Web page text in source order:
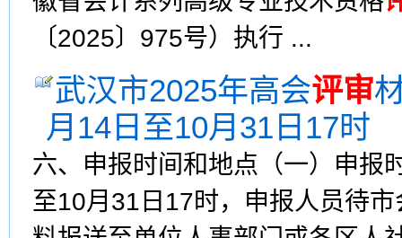
〔2025〕975号）执行 ...
武汉市2025年高会评审
月14日至10月31日17时
六、申报时间和地点（一）申报
至10月31日17时，申报人员待